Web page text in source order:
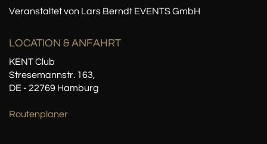
Veranstaltet von Lars Berndt EVENTS GmbH
LOCATION & ANFAHRT
KENT Club
Stresemannstr. 163,
DE - 22769 Hamburg
Routenplaner